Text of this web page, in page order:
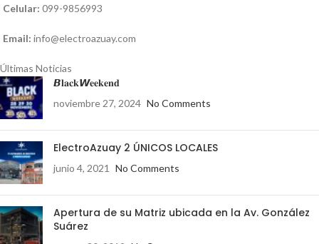
Celular: 099-9856993
Email: info@electroazuay.com
Últimas Noticias
𝘽𝐥𝐚𝐜𝐤𝙒𝐞𝐞𝐤𝐞𝐧𝐝
noviembre 27, 2024 No Comments
ElectroAzuay 2 ÚNICOS LOCALES
junio 4, 2021 No Comments
Apertura de su Matriz ubicada en la Av. González
Suárez